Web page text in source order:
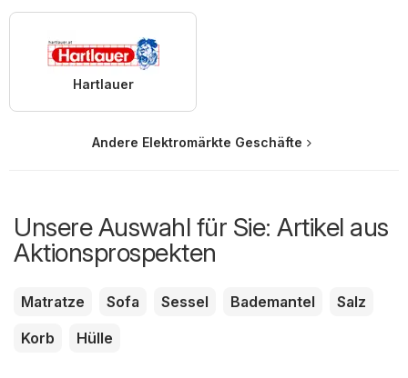
Hartlauer
Andere Elektromärkte Geschäfte
Unsere Auswahl für Sie: Artikel aus
Aktionsprospekten
Matratze Sofa Sessel Bademantel
Salz
Korb
Hülle